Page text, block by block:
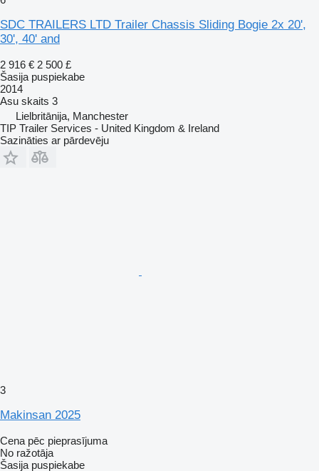
SDC TRAILERS LTD Trailer Chassis Sliding Bogie 2x 20',
30', 40' and
2 916 € 2 500 £
Šasija puspiekabe
2014
Asu skaits 3
Lielbritānija, Manchester
TIP Trailer Services - United Kingdom & Ireland
Sazināties ar pārdevēju
3
Makinsan 2025
Cena pēc pieprasījuma
No ražotāja
Šasija puspiekabe